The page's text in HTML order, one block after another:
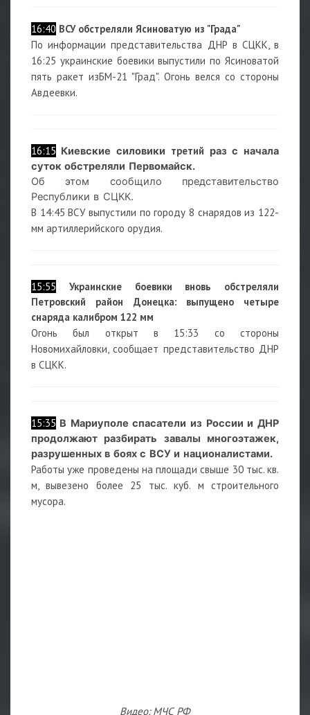
16:40 ВСУ обстреляли Ясиноватую из "Града"
По информации представительства ДНР в СЦКК, в
16:25 украинские боевики выпустили по Ясиноватой
пять ракет изБМ-21 "Град". Огонь велся со стороны
Авдеевки.
16:15 Киевские силовики третий раз с начала
суток обстреляли Первомайск.
Об этом сообщило представительство
Республики в СЦКК.
В 14:45 ВСУ выпустили по городу 8 снарядов из 122-
мм артиллерийского орудия.
15:55
Украинские боевики вновь обстреляли
Петровский район Донецка:
выпущено четыре
снаряда калибром 122 мм
Огонь был открыт в 15:33 со стороны
Новомихайловки, сообщает представительство ДНР
в СЦКК.
15:35 В Мариуполе спасатели из России и ДНР
продолжают разбирать завалы многоэтажек,
разрушенных в боях с ВСУ и националистами.
Работы уже проведены на площади свыше 30 тыс. кв.
м, вывезено более 25 тыс. куб. м строительного
мусора.
Видео: МЧС РФ